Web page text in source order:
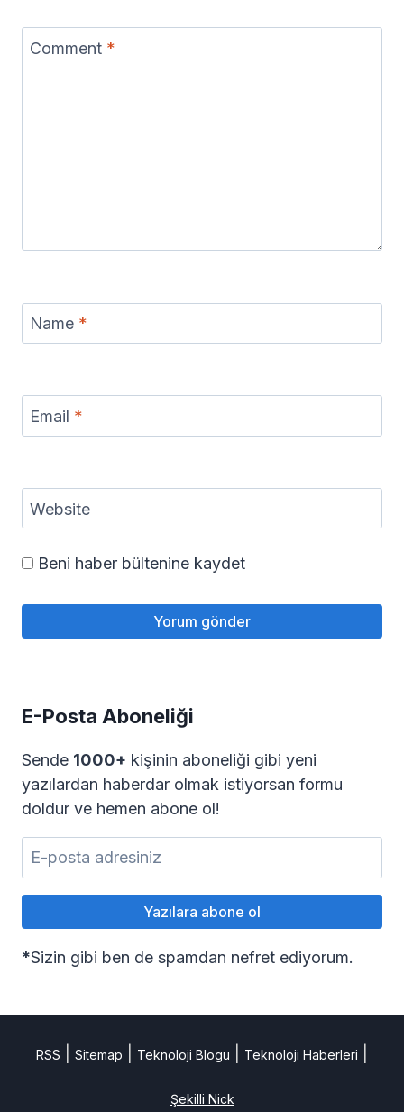
Comment *
Name *
Email *
Website
Beni haber bültenine kaydet
E-Posta Aboneliği
Sende 1000+ kişinin aboneliği gibi yeni
yazılardan haberdar olmak istiyorsan formu
doldur ve hemen abone ol!
*Sizin gibi ben de spamdan nefret ediyorum.
RSS Sitemap Teknoloji Blogu Teknoloji Haberleri
Şekilli Nick